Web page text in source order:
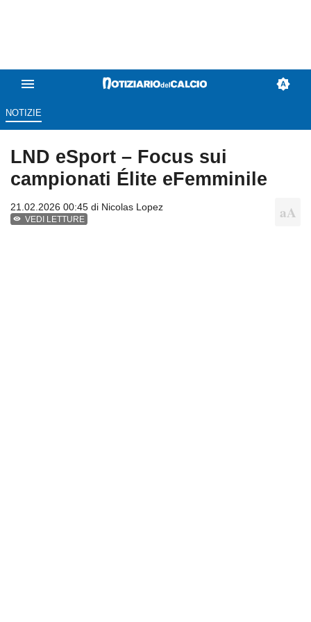
NOTIZIE
LND eSport – Focus sui
campionati Élite eFemminile
21.02.2026 00:45 di Nicolas Lopez
VEDI LETTURE